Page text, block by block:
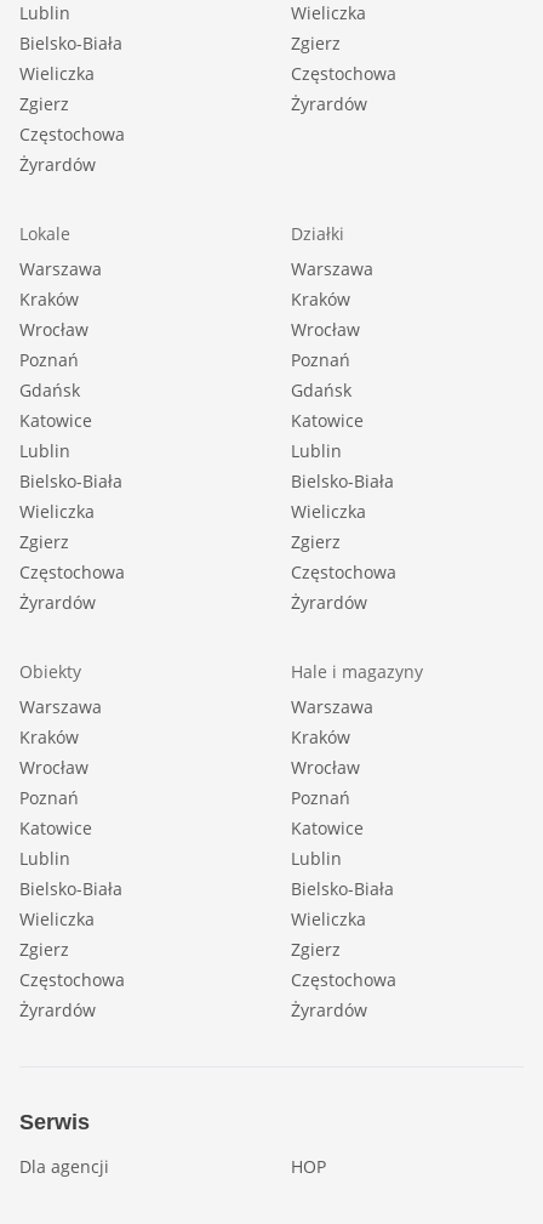
Lublin
Bielsko-Biała
Wieliczka
Zgierz
Częstochowa
Żyrardów
Wieliczka
Zgierz
Częstochowa
Żyrardów
Lokale
Warszawa
Kraków
Wrocław
Poznań
Gdańsk
Katowice
Lublin
Bielsko-Biała
Wieliczka
Zgierz
Częstochowa
Żyrardów
Działki
Warszawa
Kraków
Wrocław
Poznań
Gdańsk
Katowice
Lublin
Bielsko-Biała
Wieliczka
Zgierz
Częstochowa
Żyrardów
Obiekty
Warszawa
Kraków
Wrocław
Poznań
Katowice
Lublin
Bielsko-Biała
Wieliczka
Zgierz
Częstochowa
Żyrardów
Hale i magazyny
Warszawa
Kraków
Wrocław
Poznań
Katowice
Lublin
Bielsko-Biała
Wieliczka
Zgierz
Częstochowa
Żyrardów
Serwis
Dla agencji HOP